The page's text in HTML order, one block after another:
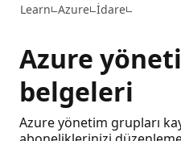
Learn Azure İdare
Azure
belgeleri
Azure yönetim grupları